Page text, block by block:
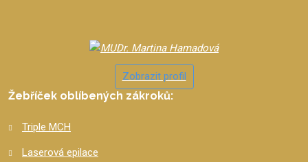
Zobrazit profil
Žebříček oblíbených zákroků:
Triple MCH
Laserová epilace